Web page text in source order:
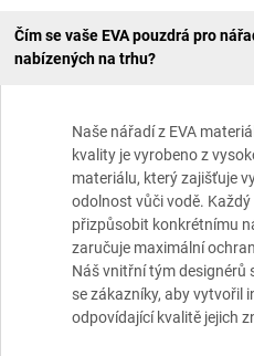
Čím se vaše EVA pouzdrá pro
nabízených na trhu?
Naše nářadí z EVA
kvality je vyrobeno z
materiálu, který zajišťuje
odolnost vůči vodě.
přizpůsobit konkrétnímu
zaručuje maximální
Náš vnitřní tým designérů
se zákazníky, aby vytvořil
odpovídající kvalitě jejich